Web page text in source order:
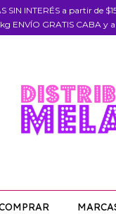
SIN INTERÉS a partir
ENVÍO GRATIS CABA y